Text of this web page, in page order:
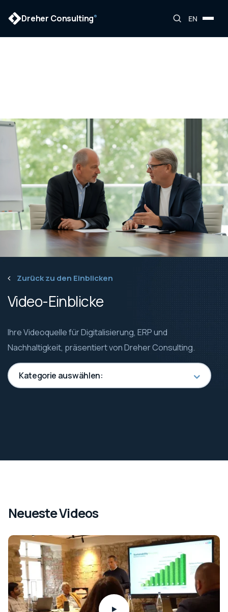
Dreher Consulting® EN
Zurück zu den Einblicken
Video-Einblicke
Ihre Videoquelle für Digitalisierung, ERP und
Nachhaltigkeit, präsentiert von Dreher Consulting.
Kategorie auswählen:
Neueste Videos